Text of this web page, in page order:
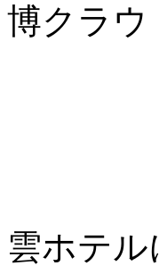
博クラウ
雲ホテ